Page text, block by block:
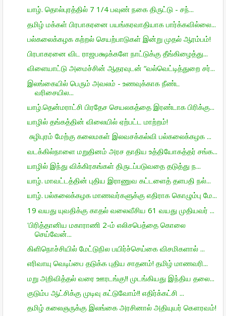
யாழ். தொல்புரத்தில் 7 1/4 பவுண் நகை திருட்டு - சந்...
தமிழ் மக்கள் பிரபாகரனை பயங்கரவாதியாக பார்க்கவில்லை...
பல்கலைக்கழக கற்றல் செயற்பாடுகள் இன்று முதல் ஆரம்பம்!
பிரபாகரனை விட ராஜபக்ஷக்களே நாட்டுக்கு தீங்கிழைத்து...
விளையாட்டு அமைச்சின் ஆதரவுடன் “வல்வெட்டித்துறை சர்...
இலங்கையில் பெரும் அவலம் - உணவுக்காக நீண்ட
வரிசையில...
யாழ்.தென்மராட்சி பிரதேச செயலகத்தை இரண்டாக பிரிக்கு...
யாழில் தங்கத்தின் விலையில் ஏற்பட்ட மாற்றம்!
சுழிபுரம் மேற்கு கலைமகள் இலவசக்கல்வி பல்கலைக்கழக ...
வடக்கில்நாளை மறுதினம் அரச தாதிய உத்தியோகத்தர் சங்க...
யாழில் இந்து விக்கிரகங்கள் திருடப்படுவதை தடுத்து ந...
யாழ். மாவட்டத்தின் புதிய இராணுவ கட்டளைத் தளபதி நல்...
யாழ். பல்கலைக்கழக மாணவர்களுக்கு எதிராக கொழும்பு மே...
19 வயது யுவதிக்கு காதல் வலைவீசிய 61 வயது முதியவர் ...
'பிரித்தானிய மகாராணி 2-ம் எலிசபெத்தை கொலை
செய்வேன்...
கிளிநொச்சியில் மேட்டுநில பயிர்ச்செய்கை விசமிகளால் ...
எரிவாயு வெடிப்பை தடுக்க புதிய சாதனம்! தமிழ் மாணவரி...
மறு அறிவித்தல் வரை ஊரடங்கு!! முடங்கியது இந்திய தலை...
குடும்ப ஆட்சிக்கு முடிவு கட்டுவோம்!! எதிர்க்கட்சி ...
தமிழ் கலைஞருக்கு இலங்கை அரசினால் அதியுயர் கௌரவம்!